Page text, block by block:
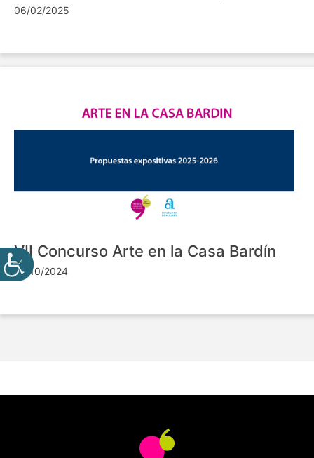
06/02/2025
VII Concurso Arte en la Casa Bardín
24/10/2024